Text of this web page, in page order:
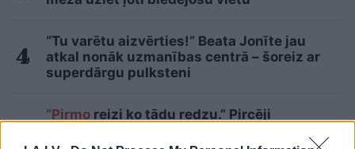
“Tu varētu aizvērties!” Beata Jonīte jau
atkal nonāk uzmanības centrā – šoreiz ar
superdārgu pulksteni
“Pirmo reizi ko tādu redzu.” Pircēji